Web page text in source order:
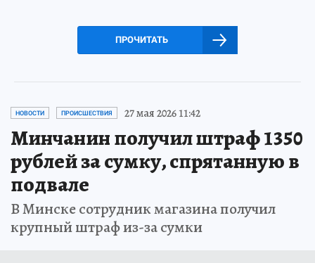
ПРОЧИТАТЬ
НОВОСТИ ПРОИСШЕСТВИЯ 27 мая 2026 11:42
Минчанин получил штраф 1350
рублей за сумку, спрятанную в
подвале
В Минске сотрудник магазина получил
крупный штраф из-за сумки